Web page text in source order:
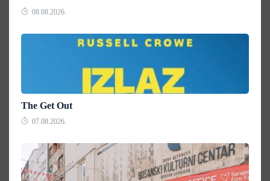
08.08.2026.
The Get Out
07.08.2026.